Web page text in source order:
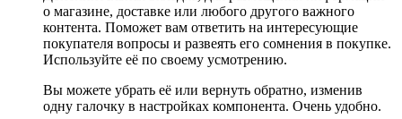
о магазине, доставке или любого другого важного
контента. Поможет вам ответить на интересующие
покупателя вопросы и развеять его сомнения в покупке.
Используйте её по своему усмотрению.
Вы можете убрать её или вернуть обратно, изменив
одну галочку в настройках компонента. Очень удобно.